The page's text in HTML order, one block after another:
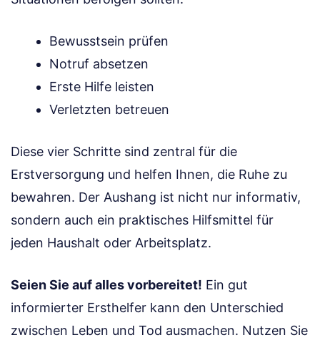
Bewusstsein prüfen
Notruf absetzen
Erste Hilfe leisten
Verletzten betreuen
Diese vier Schritte sind zentral für die
Erstversorgung und helfen Ihnen, die Ruhe zu
bewahren. Der Aushang ist nicht nur informativ,
sondern auch ein praktisches Hilfsmittel für
jeden Haushalt oder Arbeitsplatz.
Seien Sie auf alles vorbereitet! Ein gut
informierter Ersthelfer kann den Unterschied
zwischen Leben und Tod ausmachen. Nutzen Sie